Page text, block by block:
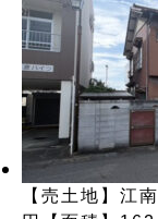
【売土地】江